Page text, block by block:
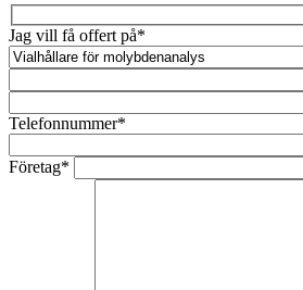
Jag vill få offert på*
Telefonnummer*
Företag*